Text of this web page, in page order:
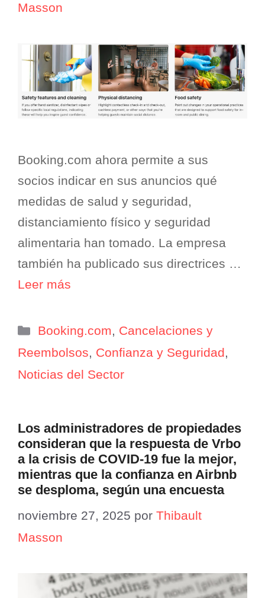
Masson
Booking.com ahora permite a sus
socios indicar en sus anuncios qué
medidas de salud y seguridad,
distanciamiento físico y seguridad
alimentaria han tomado. La empresa
también ha publicado sus directrices …
Leer más
Categorías
Booking.com, Cancelaciones y
Reembolsos, Confianza y Seguridad,
Noticias del Sector
Los administradores de propiedades
consideran que la respuesta de Vrbo
a la crisis de COVID-19 fue la mejor,
mientras que la confianza en Airbnb
se desploma, según una encuesta
noviembre 27, 2025 por Thibault
Masson